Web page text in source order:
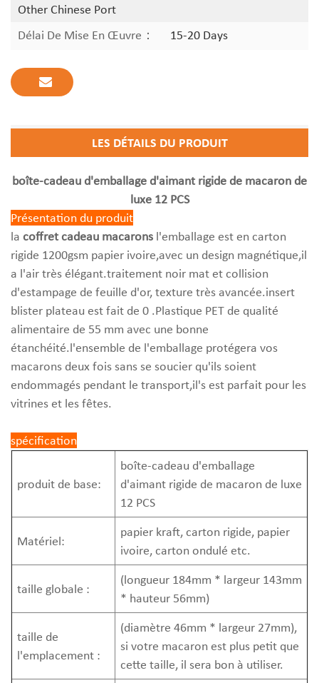
Other Chinese Port
Délai De Mise En Œuvre：
15-20 Days
LES DÉTAILS DU PRODUIT
boîte-cadeau d'emballage d'aimant rigide de macaron de
luxe 12 PCS
Présentation du produit
la coffret cadeau macarons l'emballage est en carton
rigide 1200gsm papier ivoire,avec un design magnétique,il
a l'air très élégant.traitement noir mat et collision
d'estampage de feuille d'or, texture très avancée.insert
blister plateau est fait de 0 .Plastique PET de qualité
alimentaire de 55 mm avec une bonne
étanchéité.l'ensemble de l'emballage protégera vos
macarons deux fois sans se soucier qu'ils soient
endommagés pendant le transport,il's est parfait pour les
vitrines et les fêtes.
spécification
produit de base:
boîte-cadeau d'emballage
d'aimant rigide de macaron de luxe
12 PCS
Matériel:
papier kraft, carton rigide, papier
ivoire, carton ondulé etc.
taille globale :
(longueur 184mm * largeur 143mm
* hauteur 56mm)
taille de
l'emplacement :
(diamètre 46mm * largeur 27mm),
si votre macaron est plus petit que
cette taille, il sera bon à utiliser.